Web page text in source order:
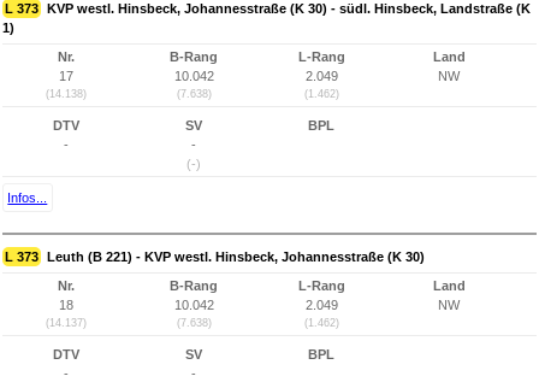
L 373 KVP westl. Hinsbeck, Johannesstraße (K 30) - südl. Hinsbeck, Landstraße (K
1)
Nr.
17
(14.138)
B-Rang
10.042
(7.638)
L-Rang
2.049
(1.462)
Land
NW
DTV
-
SV
-
(-)
BPL
Infos...
L 373 Leuth (B 221) - KVP westl. Hinsbeck, Johannesstraße (K 30)
Nr.
18
(14.137)
B-Rang
10.042
(7.638)
L-Rang
2.049
(1.462)
Land
NW
DTV
-
SV
-
BPL